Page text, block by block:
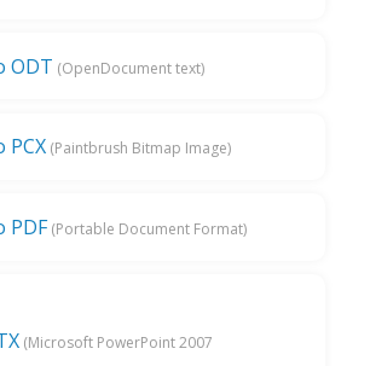
ODT (OpenDocument text)
PCX (Paintbrush Bitmap Image)
PDF (Portable Document Format)
(Microsoft PowerPoint 2007